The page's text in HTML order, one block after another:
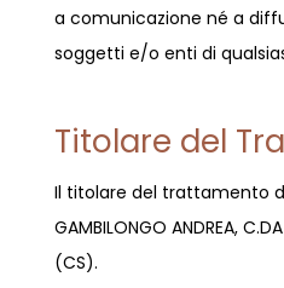
a comunicazione né a
soggetti e/o enti di
Titolare del
Il titolare del trattamento
GAMBILONGO ANDREA,
(CS).